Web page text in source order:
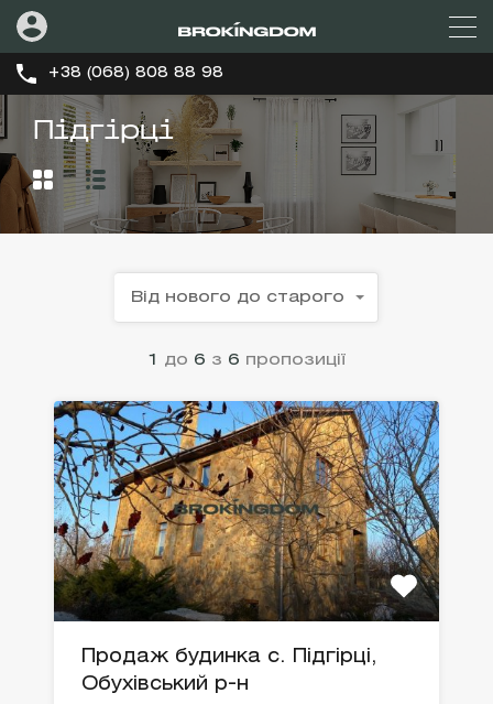
+38 (068) 808 88 98
Підгірці
1 до 6 з 6 пропозиції
Від нового до старого
Продаж будинка с. Підгірці,
Обухівський р-н